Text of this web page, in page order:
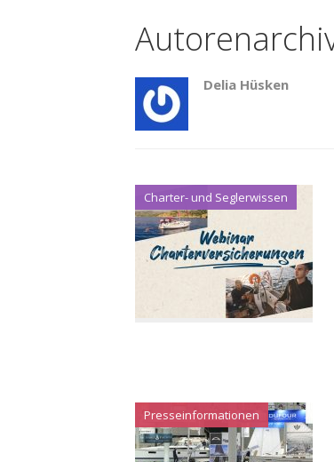
Delia Hüsken
Charter- und Seglerwissen
Presseinformationen